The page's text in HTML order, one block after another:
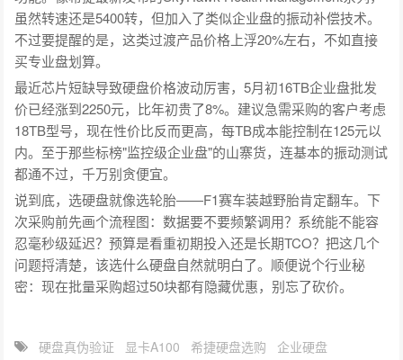
虽然转速还是5400转，但加入了类似企业盘的振动补偿技术。
不过要提醒的是，这类过渡产品价格上浮20%左右，不如直接
买专业盘划算。
最近芯片短缺导致硬盘价格波动厉害，5月初16TB企业盘批发
价已经涨到2250元，比年初贵了8%。建议急需采购的客户考虑
18TB型号，现在性价比反而更高，每TB成本能控制在125元以
内。至于那些标榜"监控级企业盘"的山寨货，连基本的振动测试
都通不过，千万别贪便宜。
说到底，选硬盘就像选轮胎——F1赛车装越野胎肯定翻车。下
次采购前先画个流程图：数据要不要频繁调用？系统能不能容
忍毫秒级延迟？预算是看重初期投入还是长期TCO？把这几个
问题捋清楚，该选什么硬盘自然就明白了。顺便说个行业秘
密：现在批量采购超过50块都有隐藏优惠，别忘了砍价。
硬盘真伪验证 显卡A100 希捷硬盘选购
企业硬盘